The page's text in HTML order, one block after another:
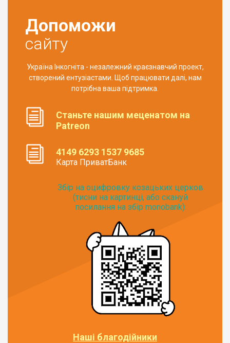
Допоможи
сайту
Україна Інкогніта - незалежний краєзнавчий проект,
створений ентузіастами. Щоб працювати далі, нам
потрібна ваша підтримка.
Станьте нашим меценатом на
Patreon
4149 6293 1537 9685
Карта ПриватБанк
Збір на оцифровку козацьких церков
(тисни на картинці, або скануй
посилання на збір monobank):
Наші благодійники